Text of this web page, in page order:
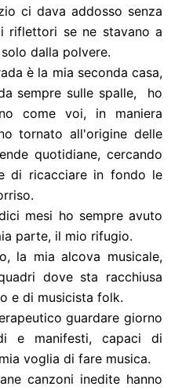
ci dava addosso senza
riflettori se ne stavano a
dalla polvere.
è la mia seconda casa,
sempre sulle spalle, ho
come voi, in maniera
tornato all'origine delle
quotidiane, cercando
di ricacciare in fondo le
mesi ho sempre avuto
parte, il mio rifugio.
la mia alcova musicale,
dove sta racchiusa
e di musicista folk.
guardare giorno
e manifesti, capaci di
voglia di fare musica.
canzoni inedite hanno